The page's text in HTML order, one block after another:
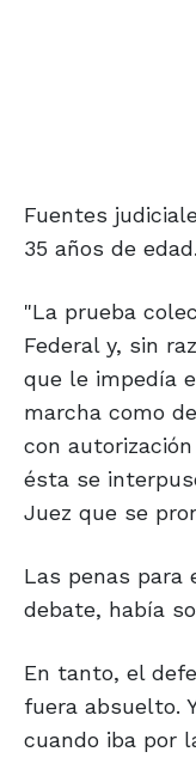
Fuentes
35 años de edad.
"La prueba
Federal y, sin
que le impedía
marcha como
con
ésta se
Juez que se
Las penas para
debate, había
En tanto, el
fuera absuelto.
cuando iba por